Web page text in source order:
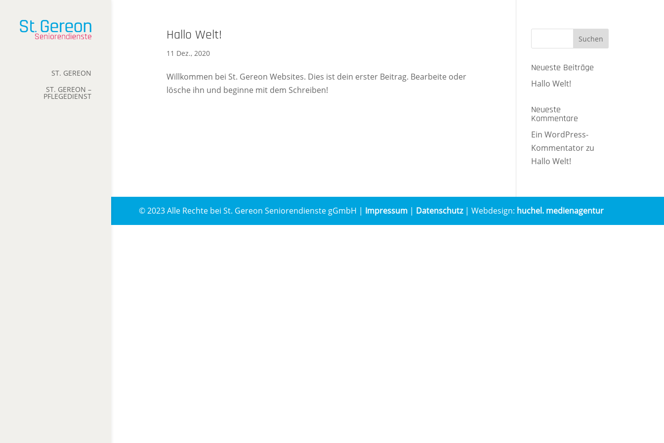
ST. GEREON
ST. GEREON –
PFLEGEDIENST
Hallo Welt!
11 Dez., 2020
Willkommen bei St. Gereon Websites. Dies ist dein erster Beitrag. Bearbeite oder
lösche ihn und beginne mit dem Schreiben!
Neueste Beiträge
Hallo Welt!
Neueste
Kommentare
Ein WordPress-
Kommentatorzu
Hallo Welt!
© 2023 Alle Rechte bei St. Gereon Seniorendienste gGmbH | Impressum| Datenschutz| Webdesign: huchel. medienagentur